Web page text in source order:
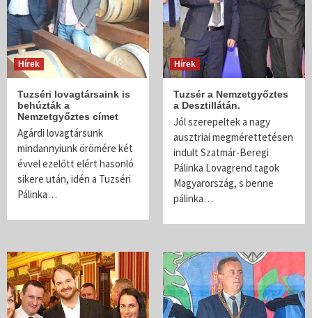
Hírek
Tuzséri lovagtársaink is
behúzták a
Nemzetgyőztes címet
Agárdi lovagtársunk
mindannyiunk örömére két
évvel ezelőtt elért hasonló
sikere után, idén a Tuzséri
Pálinka…
Hírek
Tuzsér a Nemzetgyőztes
a Desztillátán.
Jól szerepeltek a nagy
ausztriai megmérettetésen
indult Szatmár-Beregi
Pálinka Lovagrend tagok
Magyarország, s benne
pálinka…